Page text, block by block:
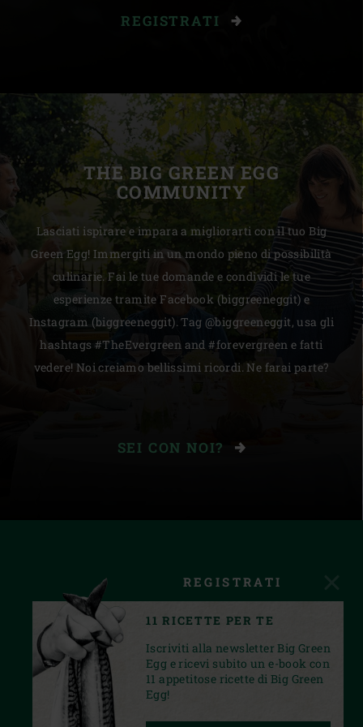
REGISTRATI
THE BIG GREEN EGG
COMMUNITY
Lasciati ispirare e impara a migliorarti con il tuo Big
Green Egg! Immergiti in un mondo pieno di possibilità
culinarie. Fai le tue domande e condividi le tue
esperienze tramite Facebook (biggreeneggit) e
Instagram (biggreeneggit). Tag @biggreeneggit, usa gli
hashtags #TheEvergreen and #forevergreen e fatti
vedere! Noi creiamo bellissimi ricordi. Ne farai parte?
SEI CON NOI?
REGISTRATI
11 RICETTE PER TE
Iscriviti alla newsletter Big Green
Egg e ricevi subito un e-book con
11 appetitose ricette di Big Green
Egg!